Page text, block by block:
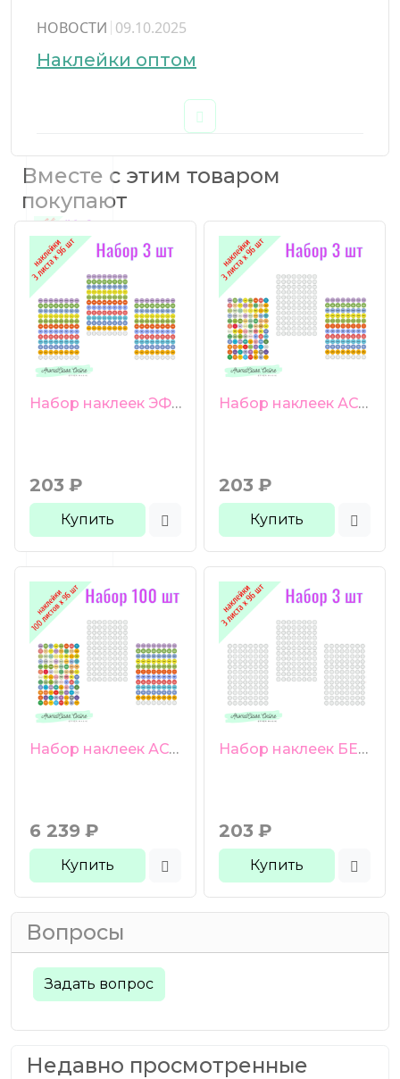
НОВОСТИ 09.10.2025
Наклейки оптом
Вместе с этим товаром
покупают
Набор наклеек ЭФИРНЫЙ ДОМ, 3 листа по 96 шт., диаметр 13 мм, глянцевая бумага
203 ₽
Купить
Набор наклеек АССОРТИ + ЭФИРНЫЙ ДОМ + БЕЗ НАДПИСИ, 3 листа по 96 шт., диаметр 13 мм, глянцевая бумага
203 ₽
Купить
Набор наклеек АССОРТИ, ЭФИРНЫЙ ДОМ, БЕЗ НАДПИСИ 100 листов по 96 шт., диаметр 13 мм, ассортимент на ваш выбор
6 239 ₽
Купить
Набор наклеек БЕЗ НАДПИСИ, 3 листа по 96 шт., диаметр 13 мм, глянцевая бумага
203 ₽
Купить
Вопросы
Задать вопрос
Недавно просмотренные